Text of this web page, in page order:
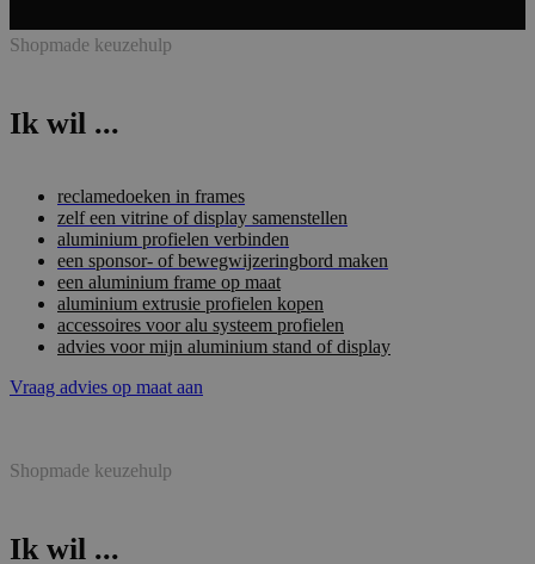
Shopmade keuzehulp
Ik wil ...
reclamedoeken in frames
zelf een vitrine of display samenstellen
aluminium profielen verbinden
een sponsor- of bewegwijzeringbord maken
een aluminium frame op maat
aluminium extrusie profielen kopen
accessoires voor alu systeem profielen
advies voor mijn aluminium stand of display
Vraag advies op maat aan
Shopmade keuzehulp
Ik wil ...